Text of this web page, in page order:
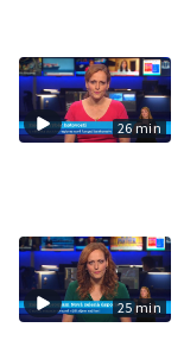
26 min
25 min